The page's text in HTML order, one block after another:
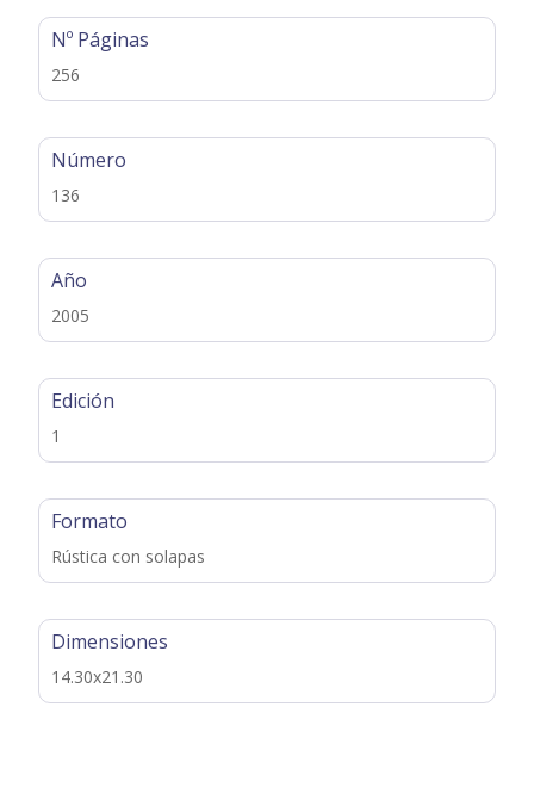
Nº Páginas
256
Número
136
Año
2005
Edición
1
Formato
Rústica con solapas
Dimensiones
14.30x21.30